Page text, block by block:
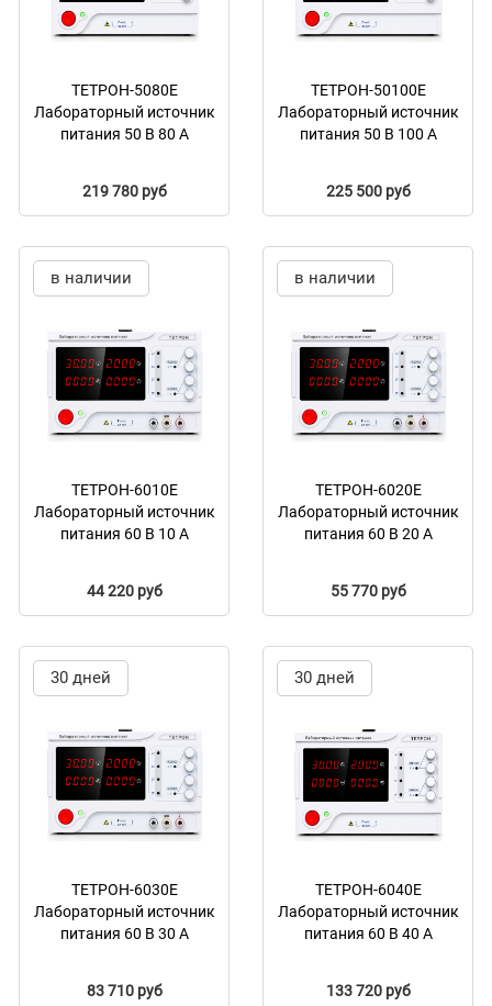
ТЕТРОН-5080Е
Лабораторный источник
питания 50 В 80 А
219 780 руб
ТЕТРОН-50100Е
Лабораторный источник
питания 50 В 100 А
225 500 руб
в наличии
ТЕТРОН-6010Е
Лабораторный источник
питания 60 В 10 А
44 220 руб
в наличии
ТЕТРОН-6020Е
Лабораторный источник
питания 60 В 20 А
55 770 руб
30 дней
ТЕТРОН-6030Е
Лабораторный источник
питания 60 В 30 А
83 710 руб
30 дней
ТЕТРОН-6040Е
Лабораторный источник
питания 60 В 40 А
133 720 руб